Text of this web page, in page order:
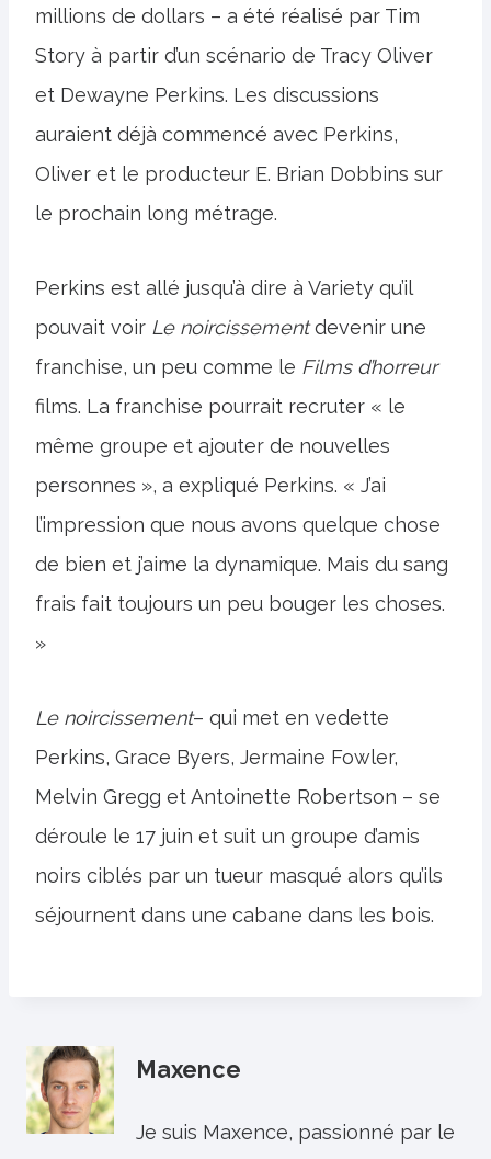
millions de dollars – a été réalisé par Tim
Story à partir d’un scénario de Tracy Oliver
et Dewayne Perkins. Les discussions
auraient déjà commencé avec Perkins,
Oliver et le producteur E. Brian Dobbins sur
le prochain long métrage.
Perkins est allé jusqu’à dire à Variety qu’il
pouvait voir Le noircissementdevenir une
franchise, un peu comme le Films d’horreur
films. La franchise pourrait recruter « le
même groupe et ajouter de nouvelles
personnes », a expliqué Perkins. « J’ai
l’impression que nous avons quelque chose
de bien et j’aime la dynamique. Mais du sang
frais fait toujours un peu bouger les choses.
»
Le noircissement– qui met en vedette
Perkins, Grace Byers, Jermaine Fowler,
Melvin Gregg et Antoinette Robertson – se
déroule le 17 juin et suit un groupe d’amis
noirs ciblés par un tueur masqué alors qu’ils
séjournent dans une cabane dans les bois.
Maxence
Je suis Maxence, passionné par le